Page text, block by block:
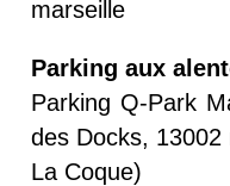
marseille
Parking aux
Parking Q-Park
des Docks,
La Coque)